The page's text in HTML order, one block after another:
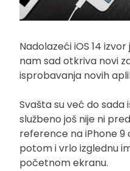
Nadolazeći iOS 14
nam sad otkriva novi
isprobavanja novih
Svašta su već do sada
službeno još nije ni
reference na iPhone 9
potom i vrlo izglednu
početnom ekranu.